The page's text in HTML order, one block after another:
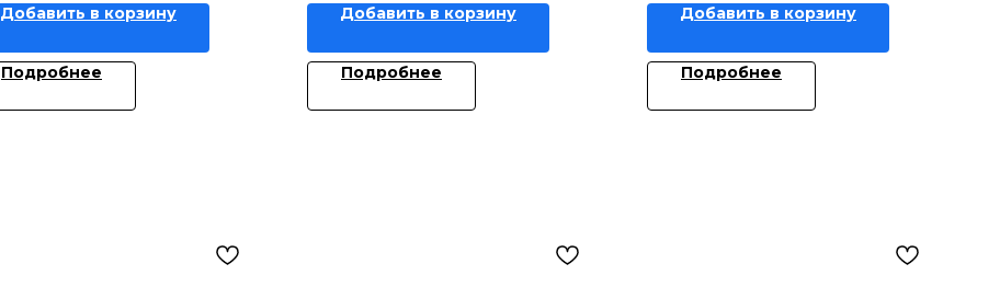
Добавить в корзину
Подробнее
Добавить в корзину
Подробнее
Добавить в корзину
Подробнее